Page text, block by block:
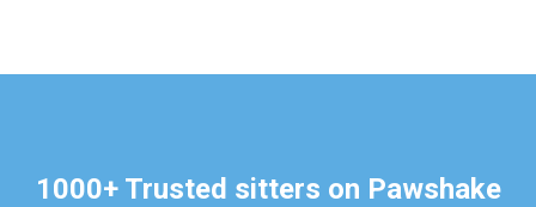
1000+ Trusted sitters on Pawshake